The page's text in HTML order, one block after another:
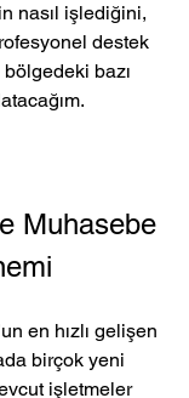
nasıl işlediğini,
destek
bazı
Muhasebe
en hızlı gelişen
birçok yeni
işletmeler